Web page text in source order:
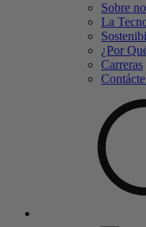
Sobre
La
¿Por
Carreras